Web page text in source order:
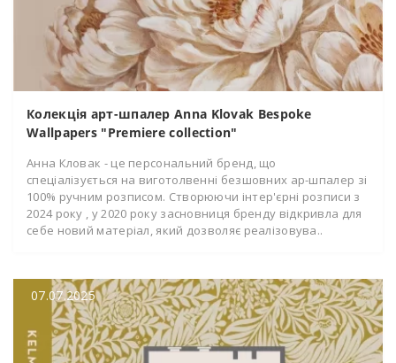
Колекція арт-шпалер Anna Klovak Bespoke
Wallpapers "Premiere collection"
Анна Кловак - це персональний бренд, що
спеціалізується на виготолвенні безшовних ар-шпалер зі
100% ручним розписом. Створюючи інтер'єрні розписи з
2024 року , у 2020 року засновниця бренду відкривла для
себе новий матеріал, який дозволяє реалізовува..
07.07.2025